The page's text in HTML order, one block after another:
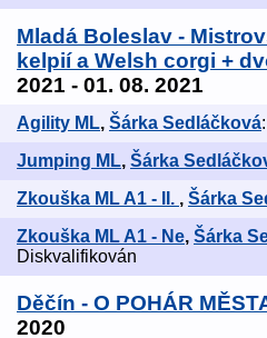
Mladá Boleslav -
kelpií a Welsh corgi +
2021 - 01. 08. 2021
Agility ML, Šárka Sedláčková
Jumping ML, Šárka
Zkouška ML A1 - II. , Šárka
Zkouška ML A1 - Ne, Šárka
Diskvalifikován
Děčín - O POHÁR
2020